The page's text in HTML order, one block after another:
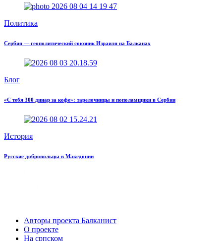
Политика
Сербия — геополитический союзник Израиля на Балканах
Блог
«С тебя 300 динар за кофе»: тарелочницы и пополамщики в Сербии
История
Русские добровольцы в Македонии
Авторы проекта Балканист
О проекте
На српском